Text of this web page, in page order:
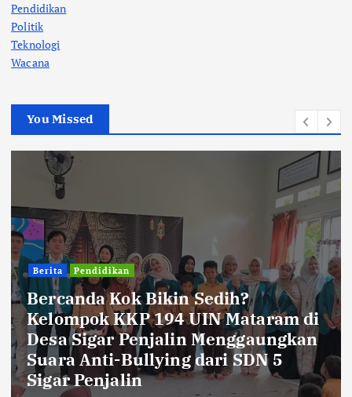
Pendidikan
Politik
Teknologi
Wacana
You Missed
Berita Pendidikan
Bercanda Kok Bikin Sedih?
Kelompok KKP 194 UIN Mataram di
Desa Sigar Penjalin Menggaungkan
Suara Anti-Bullying dari SDN 5
Sigar Penjalin